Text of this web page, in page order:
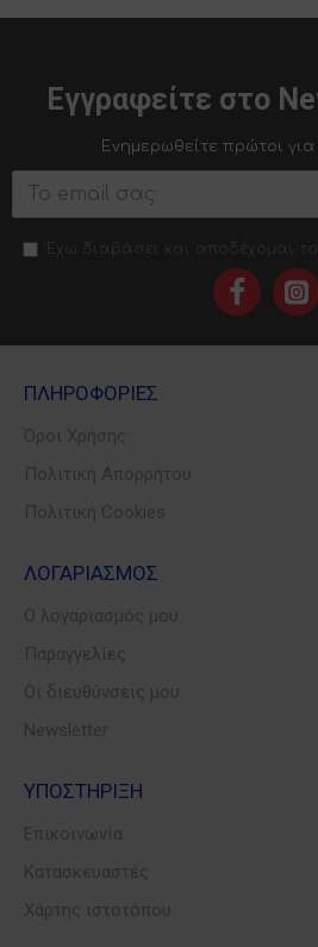
Εγγραφείτε στο
Ενημερωθείτε πρώτοι
Έχω διαβάσει και αποδέχομαι
ΠΛΗΡΟΦΟΡΊΕΣ
Όροι Χρήσης
Πολιτική Απορρήτου
Πολιτική Cookies
ΛΟΓΑΡΙΑΣΜΟΣ
Ο λογαριασμός μου
Παραγγελίες
Οι διευθύνσεις μου
Newsletter
ΥΠΟΣΤΗΡΙΞΗ
Επικοινωνία
Κατασκευαστές
Χάρτης ιστοτόπου